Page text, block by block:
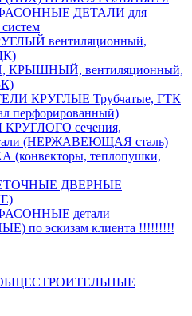
ДЕТАЛИ для
вентиляционный,
вентиляционный,
КРУГЛЫЕ Трубчатые, ГТК
перфорированный)
сечения,
(НЕРЖАВЕЮЩАЯ сталь)
теплопушки,
ДВЕРНЫЕ
детали
по эскизам клиента !!!!!!!!!